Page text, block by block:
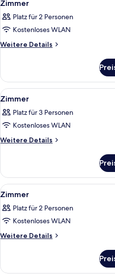
Fotos
für
Zimmer
anzeigen
Zimmer
Platz für 2 Personen
Kostenloses WLAN
Weitere Details
Weitere
Alle
Fotos
für
Zimmer
anzeigen
9
Zimmer
Platz für 3 Personen
Kostenloses WLAN
Weitere Details
Weitere
Alle
Fotos
für
Zimmer
anzeigen
8
Zimmer
Platz für 2 Personen
Kostenloses WLAN
Weitere Details
Weitere